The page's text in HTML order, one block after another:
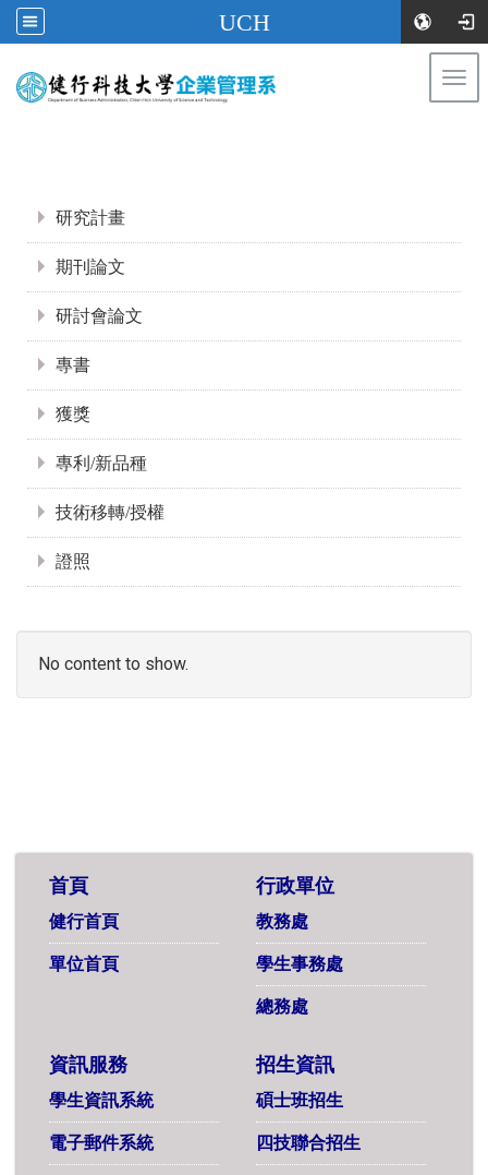
UCH
研究計畫
期刊論文
研討會論文
專書
獲獎
專利/新品種
技術移轉/授權
證照
No content to show.
首頁
健行首頁
單位首頁
行政單位
教務處
學生事務處
總務處
資訊服務
學生資訊系統
電子郵件系統
招生資訊
碩士班招生
四技聯合招生